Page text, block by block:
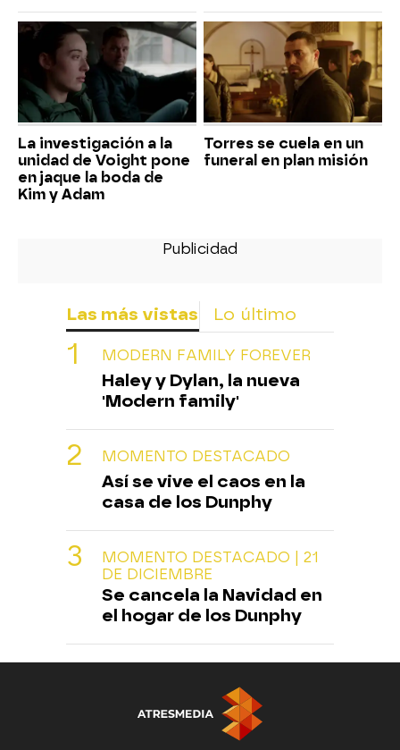
La investigación a la
unidad de Voight pone
en jaque la boda de
Kim y Adam
Torres se cuela en un
funeral en plan misión
Las más vistas Lo último
MODERN FAMILY FOREVER
Haley y Dylan, la nueva
'Modern family'
MOMENTO DESTACADO
Así se vive el caos en la
casa de los Dunphy
MOMENTO DESTACADO | 21
DE DICIEMBRE
Se cancela la Navidad en
el hogar de los Dunphy